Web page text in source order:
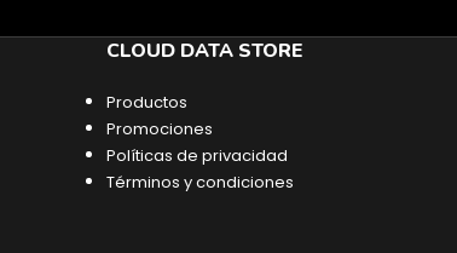
CLOUD DATA STORE
Productos
Promociones
Políticas de privacidad
Términos y condiciones